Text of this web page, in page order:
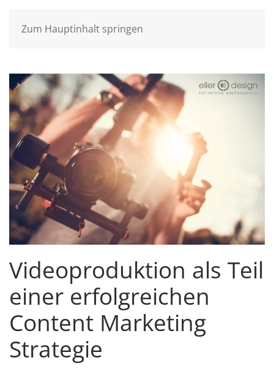
Zum Hauptinhalt springen
Videoproduktion als Teil
einer erfolgreichen
Content Marketing
Strategie